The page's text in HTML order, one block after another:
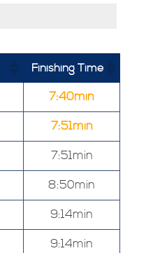
Finishing Time
7:40min
7:51min
7:51min
8:50min
9:14min
9:14min